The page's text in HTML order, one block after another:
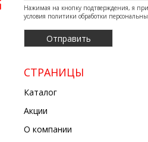
Нажимая на кнопку подтверждения, я
условия политики обработки
СТРАНИЦЫ
Каталог
Акции
О компании